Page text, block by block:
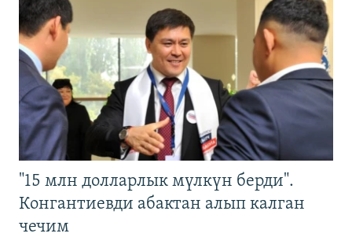
"15 млн долларлык мүлкүн берди".
Конгантиевди абактан алып калган
чечим